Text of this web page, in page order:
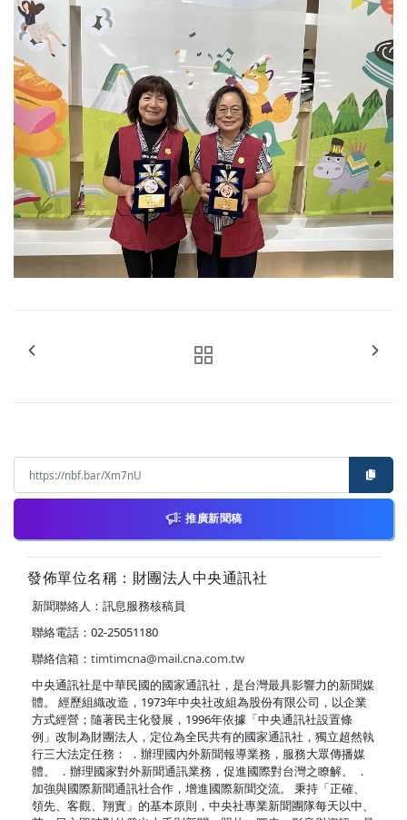
推廣新聞稿
發佈單位名稱：財團法人中央通訊社
新聞聯絡人：訊息服務核稿員
聯絡電話：02-25051180
聯絡信箱： timtimcna@mail.cna.com.tw
中央通訊社是中華民國的國家通訊社，是台灣最具影響力的新聞媒
體。 經歷組織改造，1973年中央社改組為股份有限公司，以企業
方式經營；隨著民主化發展，1996年依據「中央通訊社設置條
例」改制為財團法人，定位為全民共有的國家通訊社，獨立超然執
行三大法定任務： ．辦理國內外新聞報導業務，服務大眾傳播媒
體。 ．辦理國家對外新聞通訊業務，促進國際對台灣之瞭解。 ．
加強與國際新聞通訊社合作，增進國際新聞交流。 秉持「正確、
領先、客觀、翔實」的基本原則，中央社專業新聞團隊每天以中、